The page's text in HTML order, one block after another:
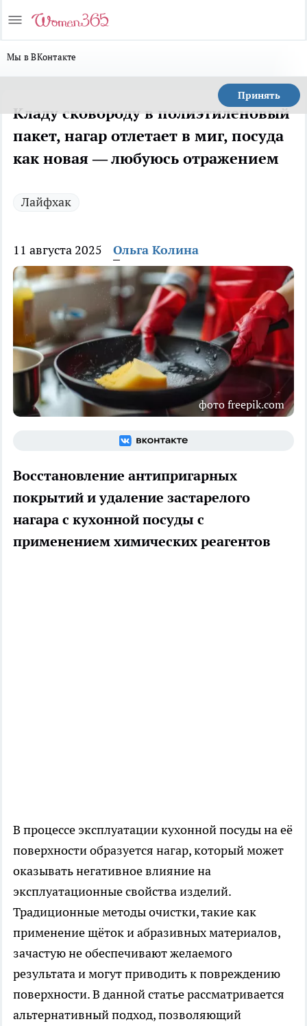
Мы в ВКонтакте
Принять
Кладу сковороду в полиэтиленовый
пакет, нагар отлетает в миг, посуда
как новая — любуюсь отражением
Лайфхак
11 августа 2025 Ольга Колина
фото freepik.com
Восстановление антипригарных
покрытий и удаление застарелого
нагара с кухонной посуды с
применением химических реагентов
В процессе эксплуатации кухонной посуды на её
поверхности образуется нагар, который может
оказывать негативное влияние на
эксплуатационные свойства изделий.
Традиционные методы очистки, такие как
применение щёток и абразивных материалов,
зачастую не обеспечивают желаемого
результата и могут приводить к повреждению
поверхности. В данной статье рассматривается
альтернативный подход, позволяющий